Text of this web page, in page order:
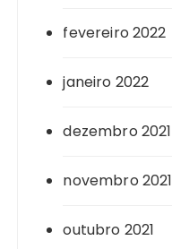
fevereiro 2022
janeiro 2022
dezembro 2021
novembro 2021
outubro 2021